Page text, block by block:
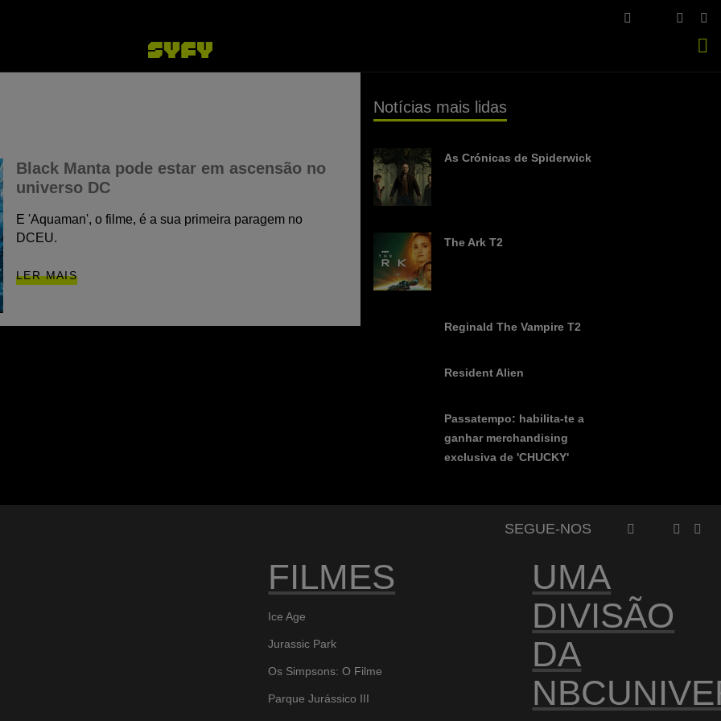
FACEBOOK
TWITTER
Black Manta pode estar em ascensão no
universo DC
E 'Aquaman', o filme, é a sua primeira paragem no
DCEU.
LER MAIS
Notícias mais lidas
As Crónicas de Spiderwick
The Ark T2
Reginald The Vampire T2
Resident Alien
Passatempo: habilita-te a
ganhar merchandising
exclusiva de 'CHUCKY'
SEGUE-NOS
FACEBOOK
FILMES
Ice Age
Jurassic Park
Os Simpsons: O Filme
Parque Jurássico III
UMA
DIVISÃO
DA